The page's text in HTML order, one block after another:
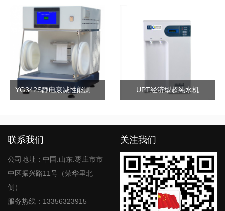
YG342S静电衰减性能测试仪 UPT经济型超纯水机
联系我们
公司地址：中国.山东.枣庄市市
中区振兴路11号（荣华里北
侧）
服务热线：13356323915
关注我们